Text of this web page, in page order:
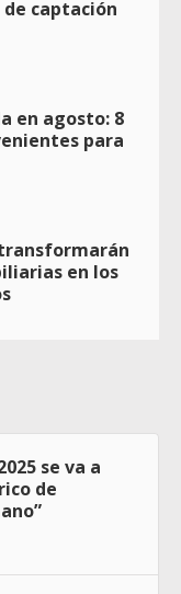
captación
en agosto: 8
para
en los
se va a
de